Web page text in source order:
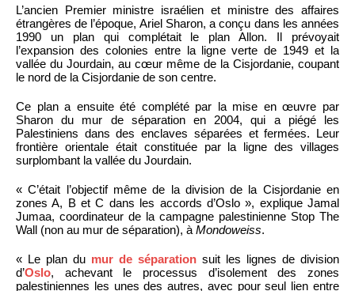
L’ancien Premier ministre israélien et ministre des affaires
étrangères de l’époque, Ariel Sharon, a conçu dans les années
1990 un plan qui complétait le plan Allon. Il prévoyait
l’expansion des colonies entre la ligne verte de 1949 et la
vallée du Jourdain, au cœur même de la Cisjordanie, coupant
le nord de la Cisjordanie de son centre.
Ce plan a ensuite été complété par la mise en œuvre par
Sharon du mur de séparation en 2004, qui a piégé les
Palestiniens dans des enclaves séparées et fermées. Leur
frontière orientale était constituée par la ligne des villages
surplombant la vallée du Jourdain.
« C’était l’objectif même de la division de la Cisjordanie en
zones A, B et C dans les accords d’Oslo », explique Jamal
Jumaa, coordinateur de la campagne palestinienne Stop The
Wall (non au mur de séparation), à Mondoweiss.
« Le plan du mur de séparation suit les lignes de division
d’Oslo, achevant le processus d’isolement des zones
palestiniennes les unes des autres, avec pour seul lien entre